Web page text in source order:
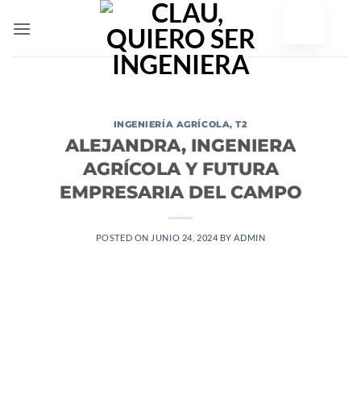
INGENIERÍA AGRÍCOLA,T2
ALEJANDRA, INGENIERA
AGRÍCOLA Y FUTURA
EMPRESARIA DEL CAMPO
POSTED ON JUNIO 24, 2024 BY ADMIN